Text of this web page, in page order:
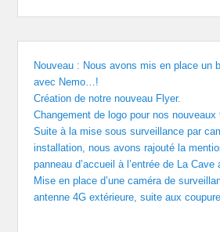
Nouveau : Nous avons mis en place un
avec Nemo…!
Création de notre nouveau Flyer.
Changement de logo pour nos nouveaux
Suite à la mise sous surveillance par
installation, nous avons rajouté la
panneau d’accueil à l’entrée de La
Mise en place d’une caméra de
antenne 4G extérieure, suite aux